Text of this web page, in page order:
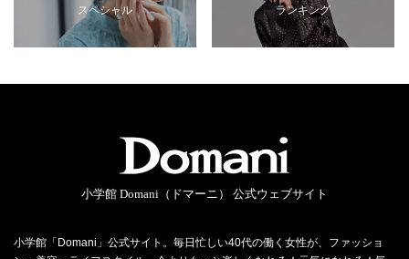
スペシャル ランキング
小学館 Domani（ドマーニ） 公式ウェブサイト
小学館「Domani」公式サイト。毎日忙しい40代の働く女性が、ファッショ